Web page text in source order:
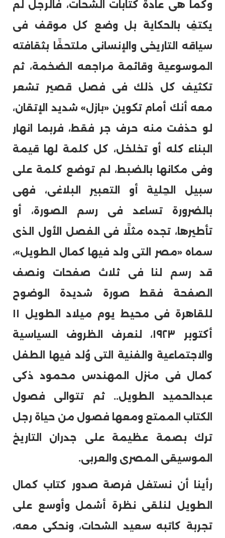
وكما هى عادة كتابات الشحات، فالرجل لم
يكتفِ بالحكاية بل وضع كل موقف فى
سياقه التاريخى والإنسانى ملتحفًا بثقافته
الموسوعية وقائمة مراجعه الضخمة، ثم
تكثيف كل ذلك فى فصل قصير تشعر
معه أنك أمام تكوين «بازل» شديد الإتقان،
لو حذفت منه حرف جر فقط، فربما انهار
البناء كله أو تخلخل، كل كلمة لها قيمة
وفى مكانها بالضبط، لم توضع كلمة على
سبيل الحِلية أو التعبير البلاغى، فهى
بالضرورة تساعد فى رسم الصورة، أو
تأطيرها، تجده مثلًا فى الفصل الأول الذى
سماه «مصر التى ولد فيها كمال الطويل»،
قد رسم لنا فى ثلاث صفحات ونصف
الصفحة فقط صورة شديدة الوضوح
أكتوبر ١٩٢٣، لنعرف الظروف السياسية
والاجتماعية والفنية التى وُلد فيها الطفل
كمال فى منزل المهندس محمود ذكى
عبدالحميد الطويل.. ثم تتوالى فصول
الكتاب الممتع ومعها فصول من حياة رجل
ترك بصمة عظيمة على جدران التاريخ
الموسيقى المصرى والعربى.
رأينا أن نستغل فرصة صدور كتاب كمال
الطويل لنلقى نظرة أشمل وأوسع على
تجربة كاتبه سعيد الشحات، ونحكى معه،